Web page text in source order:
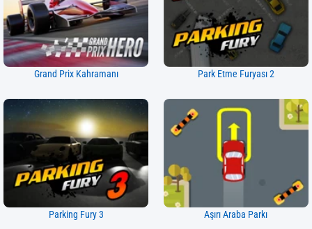
Grand Prix Kahramanı Park Etme Furyası 2
Parking Fury 3 Aşırı Araba Parkı